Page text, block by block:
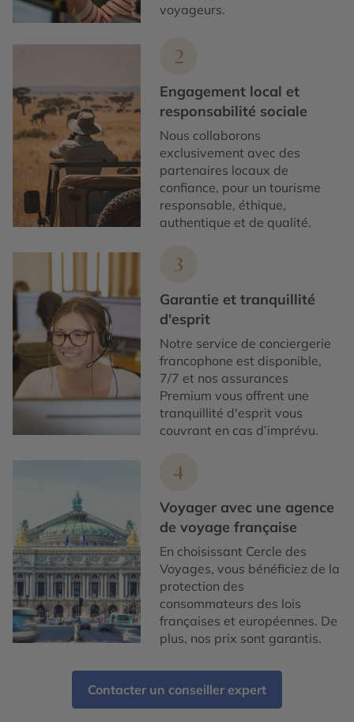
voyageurs.
2
Engagement local et
responsabilité sociale
Nous collaborons
exclusivement avec des
partenaires locaux de
confiance, pour un tourisme
responsable, éthique,
authentique et de qualité.
3
Garantie et tranquillité
d'esprit
Notre service de conciergerie
francophone est disponible,
7/7 et nos assurances
Premium vous offrent une
tranquillité d'esprit vous
couvrant en cas d’imprévu.
4
Voyager avec une agence
de voyage française
En choisissant Cercle des
Voyages, vous bénéficiez de la
protection des
consommateurs des lois
françaises et européennes. De
plus, nos prix sont garantis.
Contacter un conseiller expert